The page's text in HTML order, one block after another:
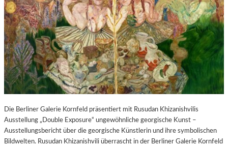
Die Berliner Galerie Kornfeld präsentiert mit Rusudan Khizanishvilis
Ausstellung „Double Exposure“ ungewöhnliche georgische Kunst –
Ausstellungsbericht über die georgische Künstlerin und ihre symbolischen
Bildwelten. Rusudan Khizanishvili überrascht in der Berliner Galerie Kornfeld